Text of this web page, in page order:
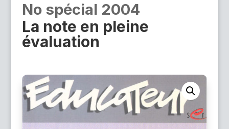
No spécial 2004
La note en pleine
évaluation